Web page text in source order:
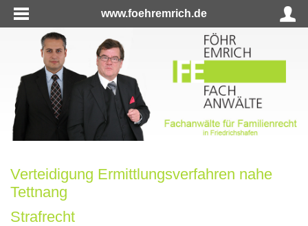
www.foehremrich.de
Verteidigung Ermittlungsverfahren nahe
Tettnang
Strafrecht